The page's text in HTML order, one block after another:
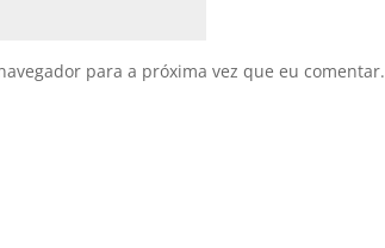
para a próxima vez que eu comentar.